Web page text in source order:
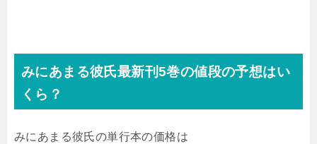
みにあまる彼氏最新刊5巻の値段の予想はい
くら？
みにあまる彼氏の単行本の価格は